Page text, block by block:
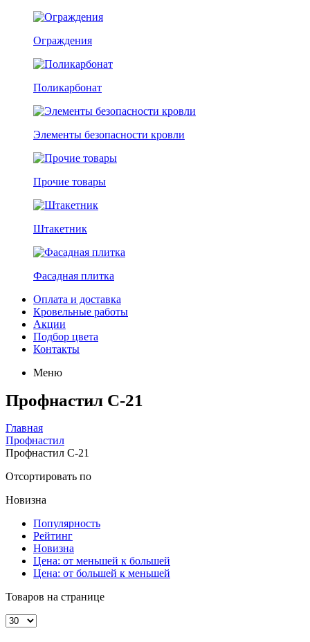
Ограждения
Поликарбонат
Элементы безопасности кровли
Прочие товары
Штакетник
Фасадная плитка
Оплата и доставка
Кровельные работы
Акции
Подбор цвета
Контакты
Меню
Профнастил C-21
Главная
Профнастил
Профнастил C-21
Отсортировать по
Новизна
Популярность
Рейтинг
Новизна
Цена: от меньшей к большей
Цена: от большей к меньшей
Товаров на странице